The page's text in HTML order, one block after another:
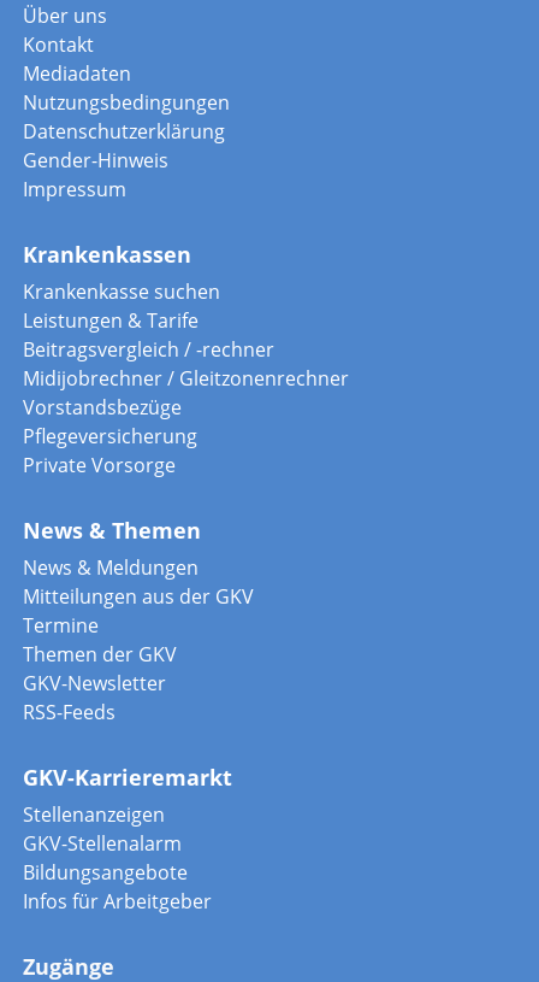
Über uns
Kontakt
Mediadaten
Nutzungsbedingungen
Datenschutzerklärung
Gender-Hinweis
Impressum
Krankenkassen
Krankenkasse suchen
Leistungen & Tarife
Beitragsvergleich / -rechner
Midijobrechner / Gleitzonenrechner
Vorstandsbezüge
Pflegeversicherung
Private Vorsorge
News & Themen
News & Meldungen
Mitteilungen aus der GKV
Termine
Themen der GKV
GKV-Newsletter
RSS-Feeds
GKV-Karrieremarkt
Stellenanzeigen
GKV-Stellenalarm
Bildungsangebote
Infos für Arbeitgeber
Zugänge